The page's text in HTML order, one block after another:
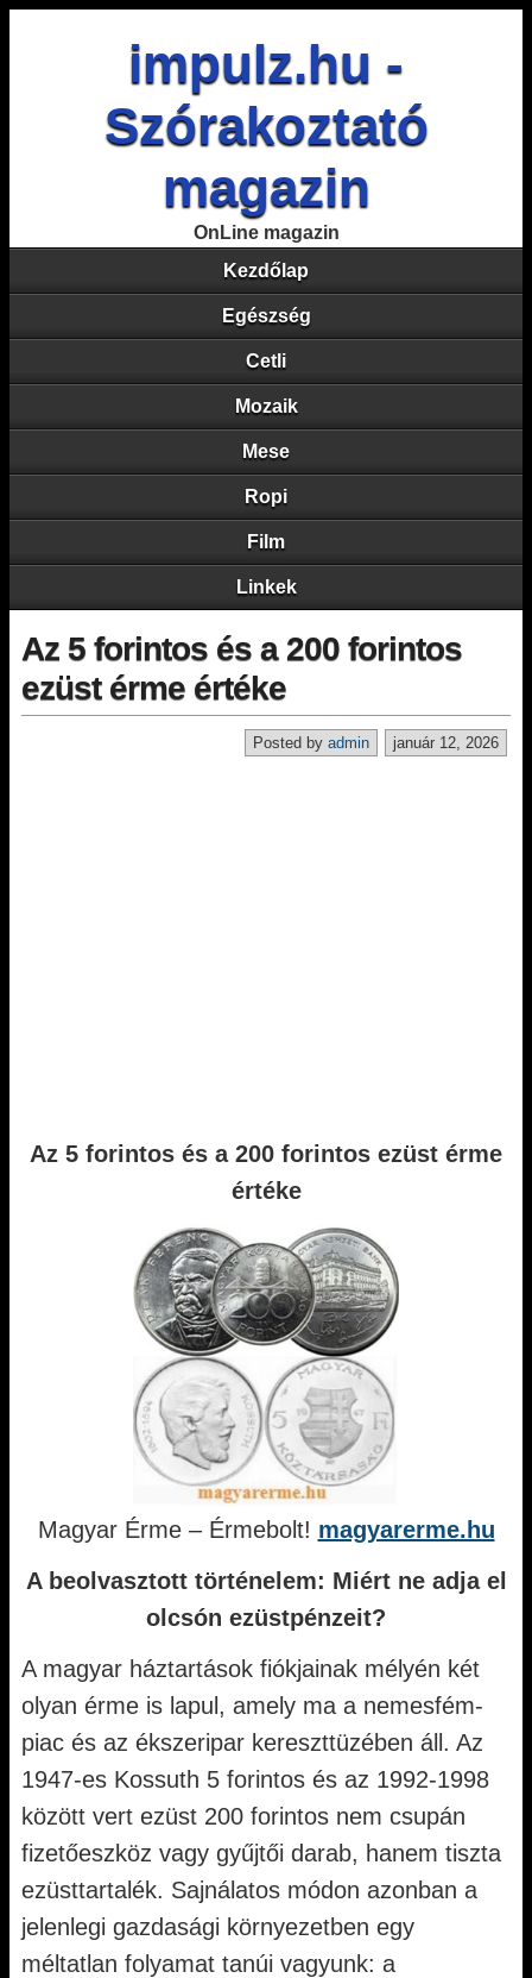
impulz.hu -
Szórakoztató
magazin
OnLine magazin
Kezdőlap
Egészség
Cetli
Mozaik
Mese
Ropi
Film
Linkek
Az 5 forintos és a 200 forintos
ezüst érme értéke
január 12, 2026
Posted by admin
Az 5 forintos és a 200 forintos ezüst érme
értéke
Magyar Érme – Érmebolt! magyarerme.hu
A beolvasztott történelem: Miért ne adja el
olcsón ezüstpénzeit?
A magyar háztartások fiókjainak mélyén két
olyan érme is lapul, amely ma a nemesfém-
piac és az ékszeripar kereszttüzében áll. Az
1947-es Kossuth 5 forintos és az 1992-1998
között vert ezüst 200 forintos nem csupán
fizetőeszköz vagy gyűjtői darab, hanem tiszta
ezüsttartalék. Sajnálatos módon azonban a
jelenlegi gazdasági környezetben egy
méltatlan folyamat tanúi vagyunk: a